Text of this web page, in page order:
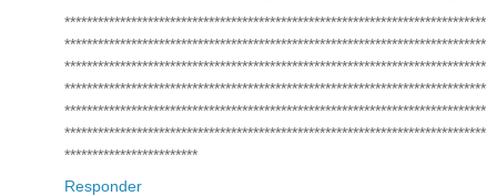
****************************************************************************
****************************************************************************
****************************************************************************
****************************************************************************
****************************************************************************
****************************************************************************
************************
Responder